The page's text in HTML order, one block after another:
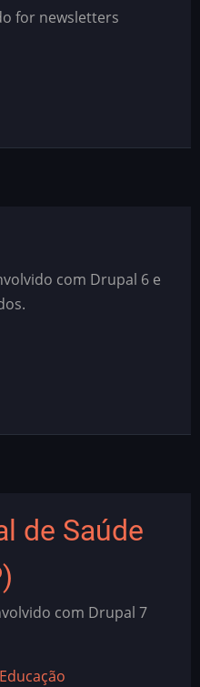
for newsletters
com Drupal 6 e
de Saúde
com Drupal 7
Educação